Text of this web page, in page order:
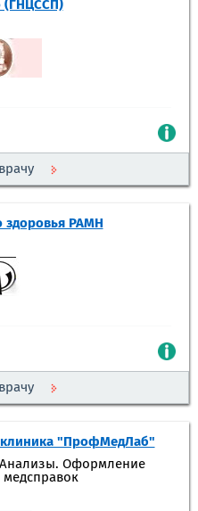
(ГНЦССП)
здоровья РАМН
"ПрофМедЛаб"
Анализы. Оформление